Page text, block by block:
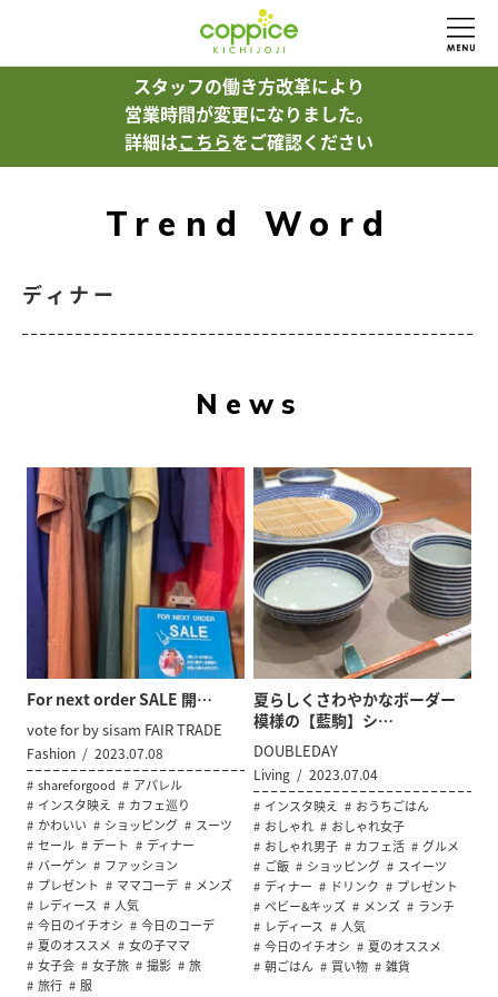
スタッフの働き方改革により
営業時間が変更になりました。
詳細はこちらをご確認ください
Trend Word
ディナー
News
For next order SALE 開…
vote for by sisam FAIR TRADE
Fashion 2023.07.08
shareforgood
アパレル
インスタ映え
カフェ巡り
かわいい
ショッピング
スーツ
セール
デート
ディナー
バーゲン
ファッション
プレゼント
ママコーデ
メンズ
レディース
人気
今日のイチオシ
今日のコーデ
夏のオススメ
女の子ママ
女子会
女子旅 撮影
旅
旅行
服
夏らしくさわやかなボーダー
模様の【藍駒】シ…
DOUBLEDAY
Living 2023.07.04
インスタ映え
おうちごはん
おしゃれ
おしゃれ女子
おしゃれ男子
カフェ活
グルメ
ご飯
ショッピング
スイーツ
ディナー
ドリンク
プレゼント
ベビー&キッズ
メンズ
ランチ
レディース
人気
今日のイチオシ
夏のオススメ
朝ごはん
買い物 雑貨